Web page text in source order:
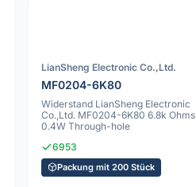
LianSheng Electronic Co.,Ltd.
MF0204-6K80
Widerstand LianSheng Electronic
Co.,Ltd. MF0204-6K80 6.8k Ohms
0.4W Through-hole
6953
Packung mit 200 Stück